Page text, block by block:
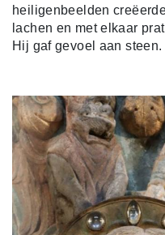
heiligenbeelden
lachen en met elkaar
Hij gaf gevoel aan steen.